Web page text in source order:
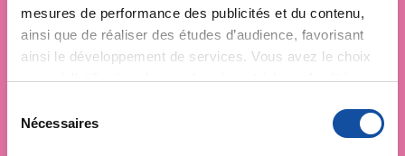
mesures de performance des publicités et du contenu,
ainsi que de réaliser des études d’audience, favorisant
ainsi le développement de services. Vous avez le choix
quant à l'utilisation de vos données et à leurs finalités.
tout moment en consultant la Déclaration relative aux
cookies ou en cliquant sur l'icône de confidentialité.
Nécessaires